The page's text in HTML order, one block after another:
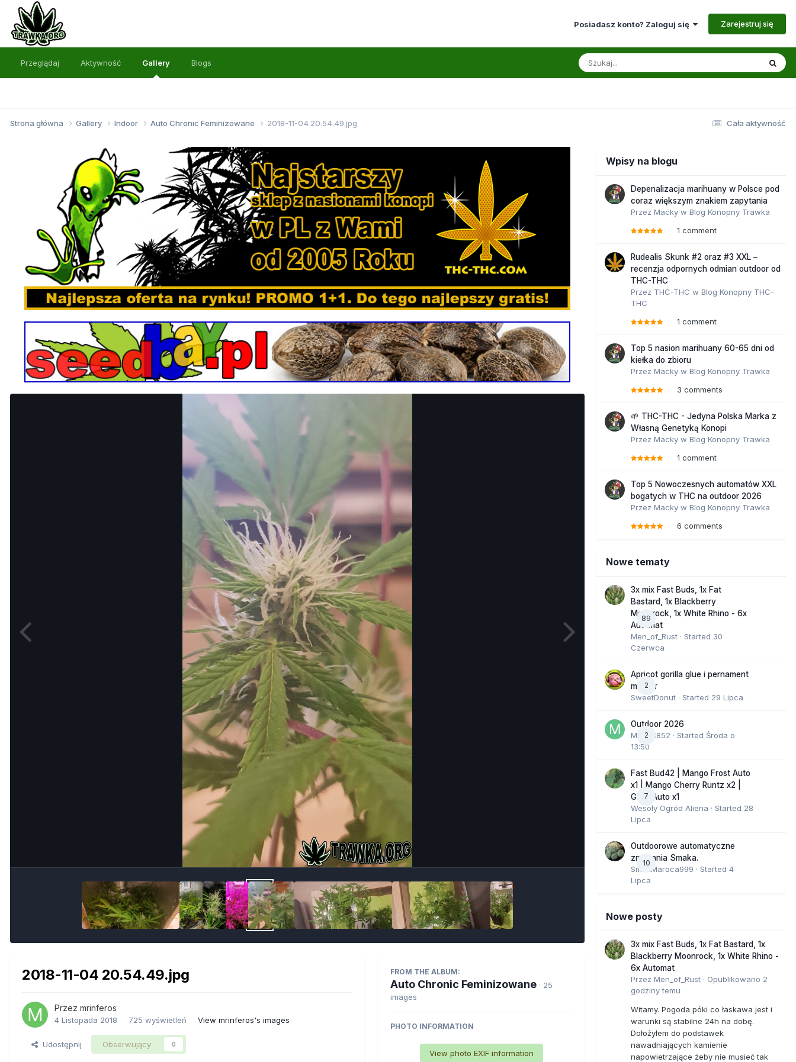
Posiadasz konto? Zaloguj się Zarejestruj się
Przeglądaj Aktywność Gallery Blogs
Cała aktywność
Strona główna Gallery Indoor Auto Chronic Feminizowane 2018-11-04 20.54.49.jpg
2018-11-04 20.54.49.jpg
Przez mrinferos
4 Listopada 2018 725 wyświetleń View mrinferos's images
Udostępnij Obserwujący 0
FROM THE ALBUM:
Auto Chronic Feminizowane · 25
images
PHOTO INFORMATION
View photo EXIF information
Wpisy na blogu
Depenalizacja marihuany w Polsce pod
coraz większym znakiem zapytania
Przez Macky w Blog Konopny Trawka
1 comment
Rudealis Skunk #2 oraz #3 XXL –
recenzja odpornych odmian outdoor od
THC-THC
Przez THC-THC w Blog Konopny THC-
THC
1 comment
Top 5 nasion marihuany 60-65 dni od
kiełka do zbioru
Przez Macky w Blog Konopny Trawka
3 comments
🌱 THC-THC - Jedyna Polska Marka z
Własną Genetyką Konopi
Przez Macky w Blog Konopny Trawka
1 comment
Top 5 Nowoczesnych automatów XXL
bogatych w THC na outdoor 2026
Przez Macky w Blog Konopny Trawka
6 comments
Nowe tematy
89
3x mix Fast Buds, 1x Fat
Bastard, 1x Blackberry
Moonrock, 1x White Rhino - 6x
Automat
Men_of_Rust · Started 30
Czerwca
2
Apricot gorilla glue i pernament
marker
SweetDonut · Started 29 Lipca
2
Outdoor 2026
Marcel852 · Started Środa o
13:50
7
Fast Bud42 | Mango Frost Auto
x1 | Mango Cherry Runtz x2 |
GMO Auto x1
Wesoły Ogród Aliena · Started 28
Lipca
10
Outdoorowe automatyczne
zmagania Smaka.
SmakMaroca999 · Started 4
Lipca
Nowe posty
3x mix Fast Buds, 1x Fat Bastard, 1x
Blackberry Moonrock, 1x White Rhino -
6x Automat
Przez Men_of_Rust · Opublikowano 2
godziny temu
Witamy. Pogoda póki co łaskawa jest i
warunki są stabilne 24h na dobę.
Dołożyłem do podstawek
nawadniających kamienie
napowietrzające żeby nie musieć tak